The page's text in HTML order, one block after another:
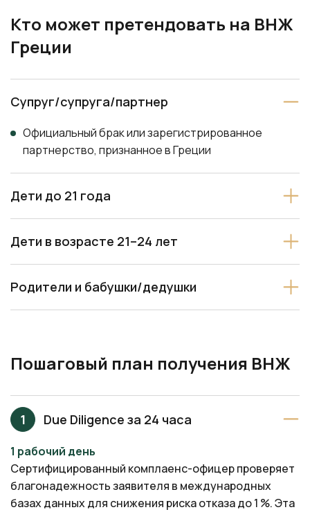
Кто может претендовать на ВНЖ
Греции
Супруг/супруга/партнер
Официальный брак или зарегистрированное
партнерство, признанное в Греции
Дети до 21 года
Дети в возрасте 21–24 лет
Родители и бабушки/дедушки
Пошаговый план получения ВНЖ
Due Diligence за 24 часа
1 рабочий день
Сертифицированный комплаенс-офицер проверяет
благонадежность заявителя в международных
базах данных для снижения риска отказа до 1 %. Эта